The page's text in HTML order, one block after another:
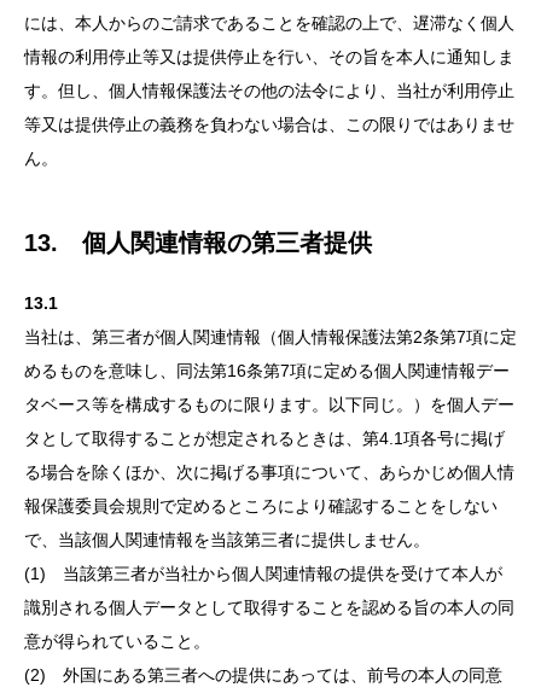
には、本人からのご請求であることを確認の上で、遅滞なく個人
情報の利用停止等又は提供停止を行い、その旨を本人に通知しま
す。但し、個人情報保護法その他の法令により、当社が利用停止
等又は提供停止の義務を負わない場合は、この限りではありませ
ん。
13. 個人関連情報の第三者提供
13.1
当社は、第三者が個人関連情報（個人情報保護法第2条第7項に定
めるものを意味し、同法第16条第7項に定める個人関連情報デー
タベース等を構成するものに限ります。以下同じ。）を個人デー
タとして取得することが想定されるときは、第4.1項各号に掲げ
る場合を除くほか、次に掲げる事項について、あらかじめ個人情
報保護委員会規則で定めるところにより確認することをしない
で、当該個人関連情報を当該第三者に提供しません。
(1) 当該第三者が当社から個人関連情報の提供を受けて本人が
識別される個人データとして取得することを認める旨の本人の同
意が得られていること。
(2) 外国にある第三者への提供にあっては、前号の本人の同意